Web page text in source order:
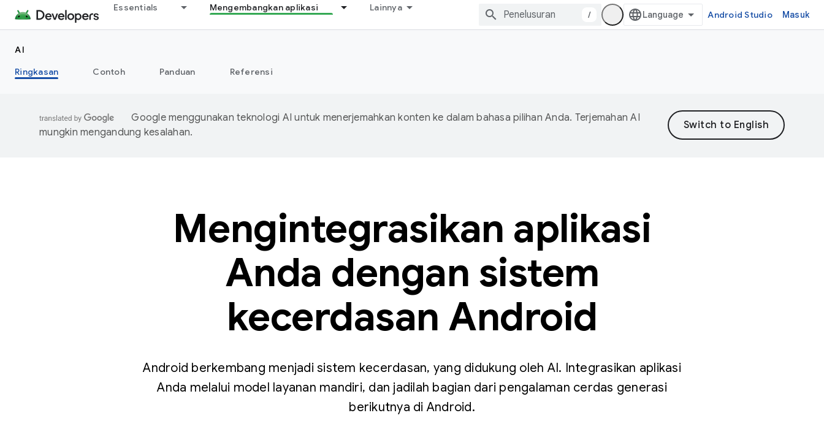
Essentials Mengembangkan aplikasi Lainnya
/ Android Studio Masuk
AI
Ringkasan
Contoh Panduan Referensi
Google menggunakan teknologi AI untuk menerjemahkan konten ke dalam bahasa pilihan Anda. Terjemahan AI
mungkin mengandung kesalahan.
Mengintegrasikan aplikasi
Anda dengan sistem
kecerdasan Android
Android berkembang menjadi sistem kecerdasan, yang didukung oleh AI. Integrasikan aplikasi
Anda melalui model layanan mandiri, dan jadilah bagian dari pengalaman cerdas generasi
berikutnya di Android.